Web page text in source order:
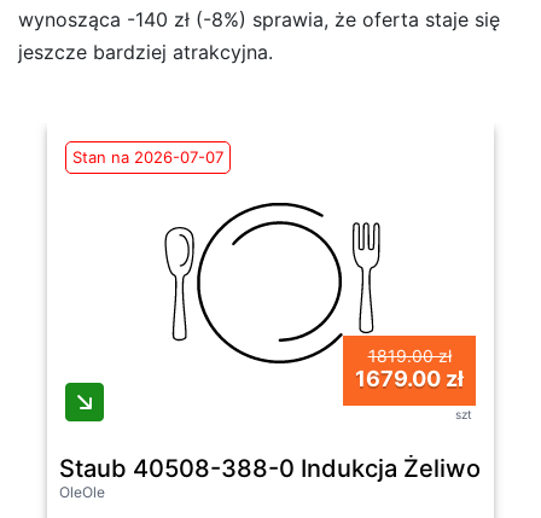
wynosząca -140 zł (-8%) sprawia, że oferta staje się
jeszcze bardziej atrakcyjna.
Stan na 2026-07-07
1819.00 zł
1679.00 zł
szt
Staub 40508-388-0 Indukcja Żeliwo 4
OleOle